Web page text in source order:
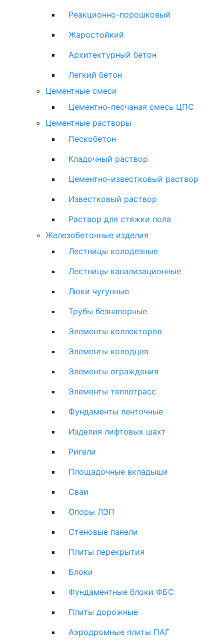
Реакционно-порошковый
Жаростойкий
Архитектурный бетон
Легкий бетон
Цементные смеси
Цементно-песчаная смесь ЦПС
Цементные растворы
Пескобетон
Кладочный раствор
Цементно-известковый раствор
Известковый раствор
Раствор для стяжки пола
Железобетонные изделия
Лестницы колодезные
Лестницы канализационные
Люки чугунные
Трубы безнапорные
Элементы коллекторов
Элементы колодцев
Элементы ограждения
Элементы теплотрасс
Фундаменты ленточные
Изделия лифтовых шахт
Ригели
Площадочные вкладыши
Сваи
Опоры ЛЭП
Стеновые панели
Плиты перекрытия
Блоки
Фундаментные блоки ФБС
Плиты дорожные
Аэродромные плиты ПАГ